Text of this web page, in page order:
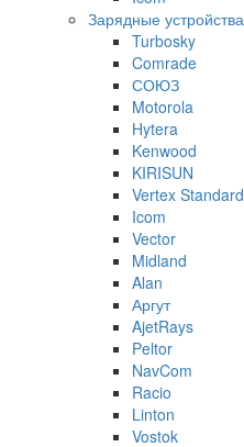
Зарядные устройства
Turbosky
Comrade
СОЮЗ
Motorola
Hytera
Kenwood
KIRISUN
Vertex Standard
Icom
Vector
Midland
Alan
Аргут
AjetRays
Peltor
NavCom
Racio
Linton
Vostok